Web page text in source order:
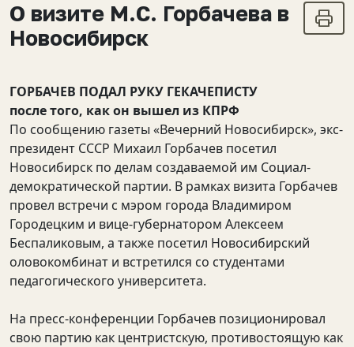
О визите М.С. Горбачева в
Новосибирск
ГОРБАЧЕВ ПОДАЛ РУКУ ГЕКАЧЕПИСТУ
после того, как он вышел из КПРФ
По сообщению газеты «Вечерний Новосибирск», экс-
президент СССР Михаил Горбачев посетил
Новосибирск по делам создаваемой им Социал-
демократической партии. В рамках визита Горбачев
провел встречи с мэром города Владимиром
Городецким и вице-губернатором Алексеем
Беспаликовым, а также посетил Новосибирский
оловокомбинат и встретился со студентами
педагогического университета.
На пресс-конференции Горбачев позиционировал
свою партию как центристскую, противостоящую как